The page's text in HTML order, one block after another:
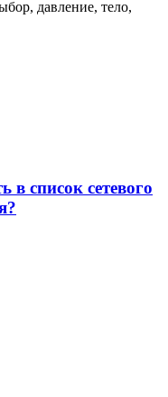
давление, тело,
в список сетевого